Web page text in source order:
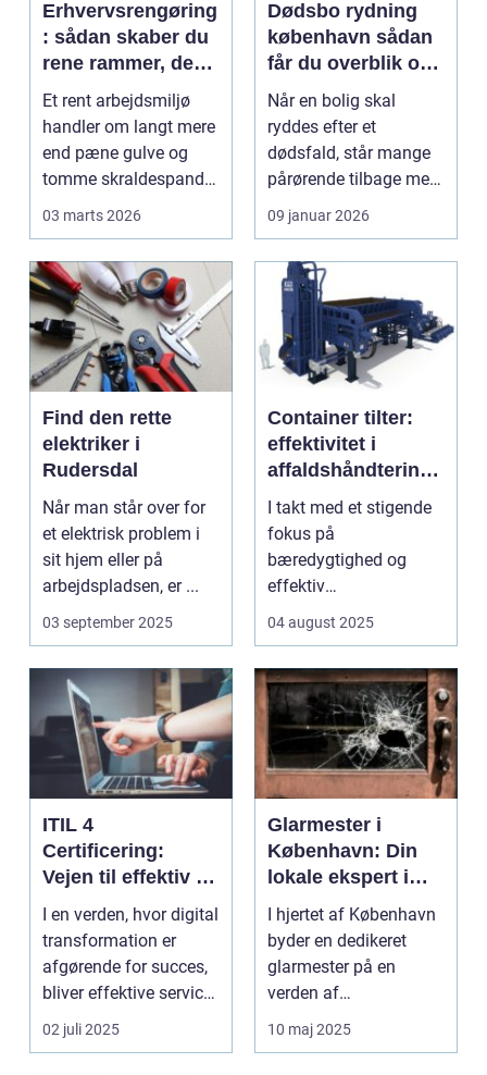
Erhvervsrengøring
: sådan skaber du
rene rammer, der
kan mærkes på
bundlinjen
Et rent arbejdsmiljø
handler om langt mere
end pæne gulve og
tomme skraldespande.
Reng&...
03 marts 2026
Dødsbo rydning
københavn sådan
får du overblik og
professionel hjælp
Når en bolig skal
ryddes efter et
dødsfald, står mange
pårørende tilbage med
en stor praktisk
opgave...
09 januar 2026
Find den rette
elektriker i
Rudersdal
Når man står over for
et elektrisk problem i
sit hjem eller på
arbejdspladsen, er ...
03 september 2025
Container tilter:
effektivitet i
affaldshåndtering
og
ressourcegenanve
ndelse
I takt med et stigende
fokus på
bæredygtighed og
effektiv
ressourceudnyttelse
bliver spe...
04 august 2025
ITIL 4
Certificering:
Vejen til effektiv IT-
service
management
I en verden, hvor digital
transformation er
afgørende for succes,
bliver effektive service
ma...
02 juli 2025
Glarmester i
København: Din
lokale ekspert i
glasløsninger
I hjertet af København
byder en dedikeret
glarmester på en
verden af
glasløsning...
10 maj 2025